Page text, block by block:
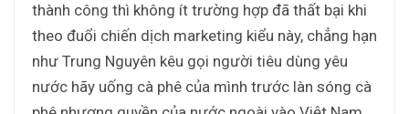
thành công thì không ít trường hợp đã thất bại khi
theo đuổi chiến dịch marketing kiểu này, chẳng hạn
như Trung Nguyên kêu gọi người tiêu dùng yêu
nước hãy uống cà phê của mình trước làn sóng cà